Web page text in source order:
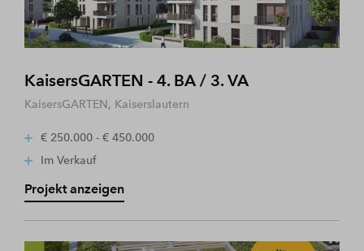
KaisersGARTEN - 4. BA / 3. VA
KaisersGARTEN, Kaiserslautern
€ 250.000 - € 450.000
Im Verkauf
Projekt anzeigen